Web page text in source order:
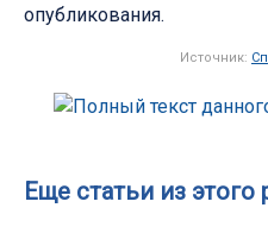
опубликования.
Источник:
Еще статьи из этого